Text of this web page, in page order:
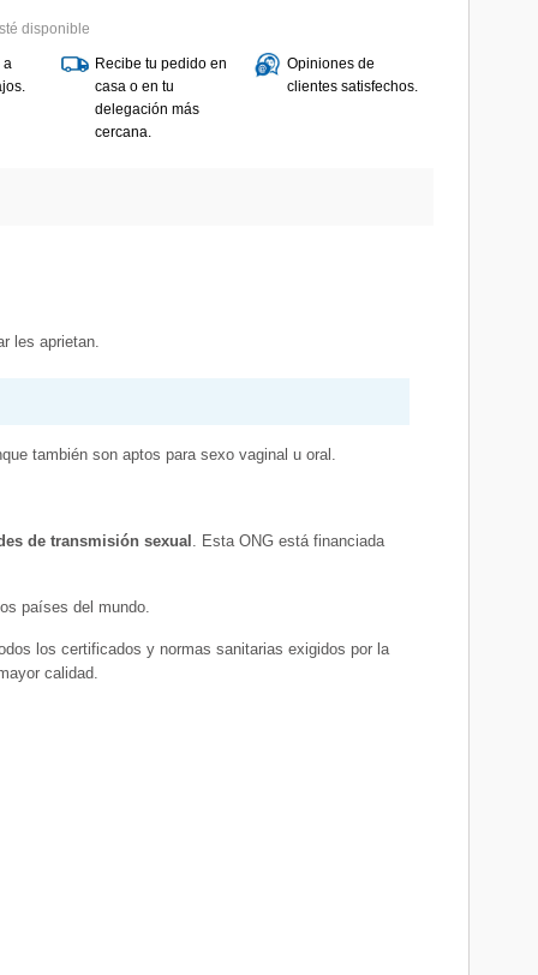
disponible
a
Recibe tu pedido en
casa o en tu
delegación más
cercana.
Opiniones de
clientes satisfechos.
les aprietan.
también son aptos para sexo vaginal u oral.
de transmisión sexual . Esta ONG está financiada
países del mundo.
los certificados y normas sanitarias exigidos por la
calidad.